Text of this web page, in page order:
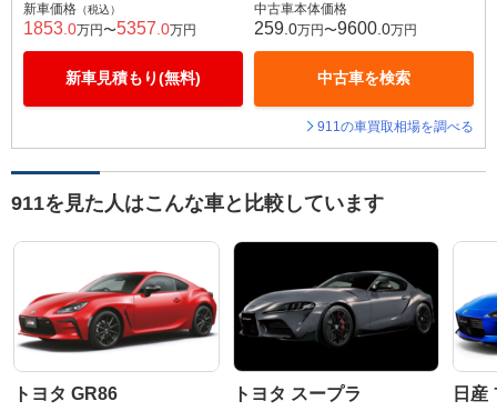
新車価格 （税込）
1853 .0万円〜5357 .0万円
新車見積もり(無料)
中古車本体価格
259 .0万円〜9600 .0万円
中古車を検索
911の車買取相場を調べる
911を見た人はこんな車と比較しています
トヨタ GR86 トヨタ スープラ 日産